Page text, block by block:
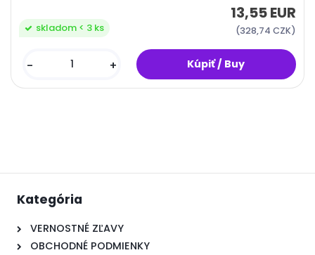
13,55 EUR
(328,74 CZK)
- +
skladom < 3 ks
Kategória
VERNOSTNÉ ZĽAVY
OBCHODNÉ PODMIENKY